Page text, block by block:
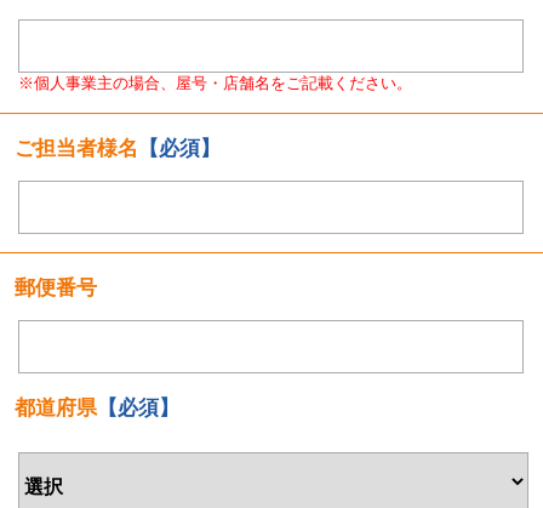
※個人事業主の場合、屋号・店舗名をご記載ください。
ご担当者様名 【必須】
郵便番号
都道府県【必須】